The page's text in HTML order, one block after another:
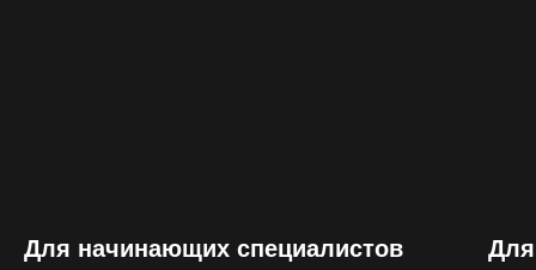
Для начинающих специалистов